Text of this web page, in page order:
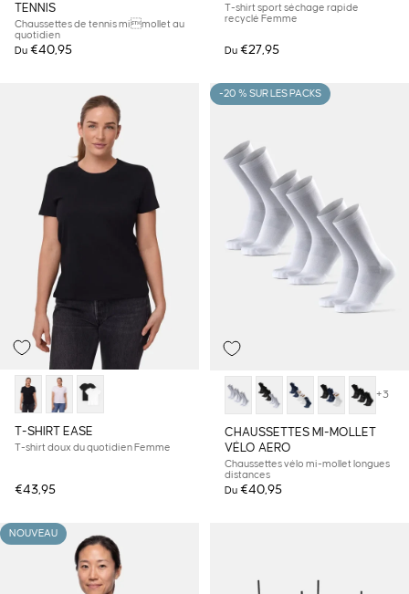
TENNIS
Chaussettes de tennis mimollet au
quotidien
Du €40,95
T-shirt sport séchage rapide
recyclé Femme
Du €27,95
T-SHIRT EASE
T-shirt doux du quotidien Femme
€43,95
-20 % SUR LES PACKS
+3
CHAUSSETTES MI-MOLLET
VÉLO AERO
Chaussettes vélo mi-mollet longues
distances
Du €40,95
NOUVEAU